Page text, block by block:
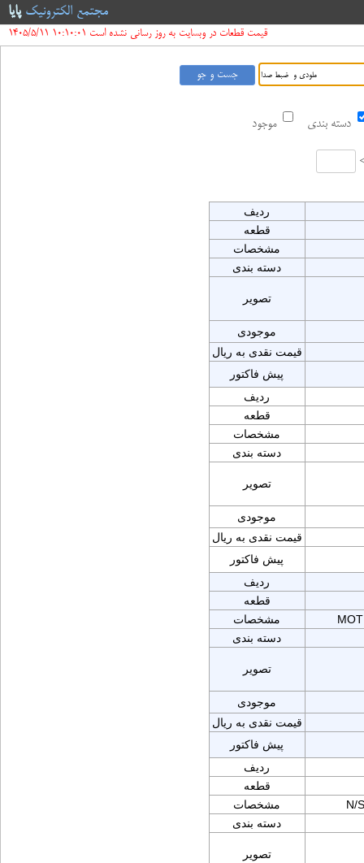
مجتمع الکترونیکپایا
قیمت قطعات در وبسایت به روز رسانی نشده است 10:10:01 1405/5/11
موجود دسته بندی
ردیف
قطعه
مشخصات
دسته بندی
تصویر
موجودی
قیمت نقدی به ریال
پیش فاکتور
ردیف
قطعه
مشخصات
دسته بندی
تصویر
موجودی
قیمت نقدی به ریال
پیش فاکتور
ردیف
قطعه
مشخصات
دسته بندی
تصویر
موجودی
قیمت نقدی به ریال
پیش فاکتور
ردیف
قطعه
مشخصات
N/
دسته بندی
تصویر